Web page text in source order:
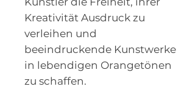
Kreativität Ausdruck zu
verleihen und
beeindruckende Kunstwerke
in lebendigen Orangetönen
zu schaffen.